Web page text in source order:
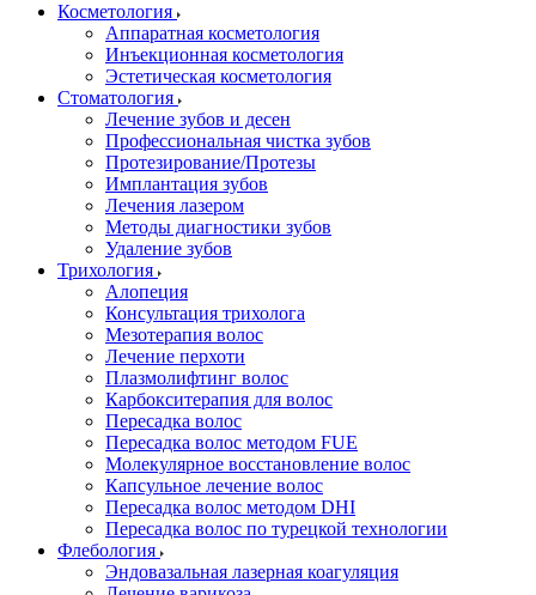
Косметология
Аппаратная косметология
Инъекционная косметология
Эстетическая косметология
Стоматология
Лечение зубов и десен
Профессиональная чистка зубов
Протезирование/Протезы
Имплантация зубов
Лечения лазером
Методы диагностики зубов
Удаление зубов
Трихология
Алопеция
Консультация трихолога
Мезотерапия волос
Лечение перхоти
Плазмолифтинг волос
Карбокситерапия для волос
Пересадка волос
Пересадка волос методом FUE
Молекулярное восстановление волос
Капсульное лечение волос
Пересадка волос методом DHI
Пересадка волос по турецкой технологии
Флебология
Эндовазальная лазерная коагуляция